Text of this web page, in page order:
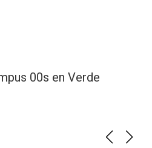
00s en Verde